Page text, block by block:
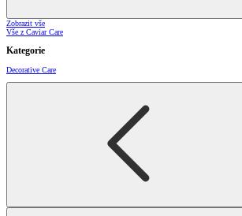
Zobrazit vše
Vše z Caviar Care
Kategorie
Decorative Care